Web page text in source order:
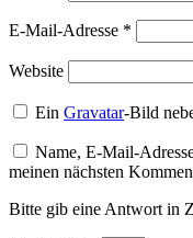
E-Mail-Adresse *
Website
EinGravatar-Bild
Name, E-Mail-
meinen nächsten
Bitte gib eine Antwort in